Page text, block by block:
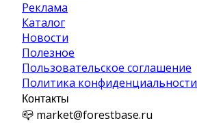
Реклама
Каталог
Новости
Полезное
Пользовательское соглашение
Политика конфиденциальности
Контакты
📪 market@forestbase.ru